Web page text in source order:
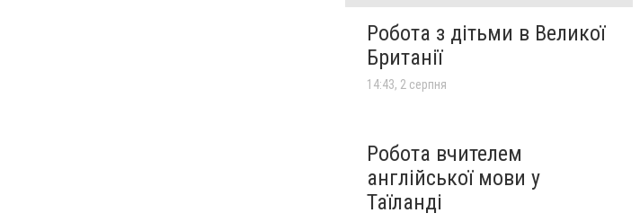
Робота з дітьми в Великої
Британії
14:43, 2 серпня
Робота вчителем
англійської мови у
Таїланді